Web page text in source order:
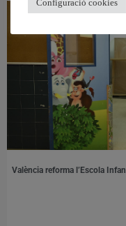
València reforma l’Escola
Configuració cookies